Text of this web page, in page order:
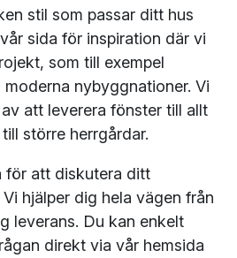
stil som passar ditt hus
sida för inspiration där vi
som till exempel
nybyggnationer. Vi
att leverera fönster till allt
större herrgårdar.
för att diskutera ditt
hjälper dig hela vägen från
leverans. Du kan enkelt
direkt via vår hemsida